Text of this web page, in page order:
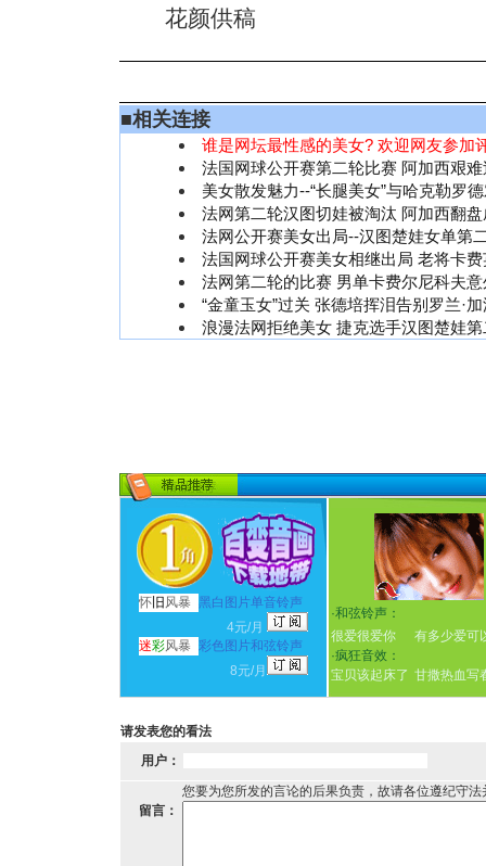
花颜供稿
■相关连接
谁是网坛最性感的美女? 欢迎网友参加
法国网球公开赛第二轮比赛 阿加西艰
美女散发魅力--“长腿美女”与哈克勒罗
法网第二轮汉图切娃被淘汰 阿加西翻
法网公开赛美女出局--汉图楚娃女单第
法国网球公开赛美女相继出局 老将卡
法网第二轮的比赛 男单卡费尔尼科夫
“金童玉女”过关 张德培挥泪告别罗兰·
浪漫法网拒绝美女 捷克选手汉图楚娃
怀 旧 风暴
黑白图片单音铃声
4元/月
迷彩风暴 彩色图片和弦铃声
8元/月
·和弦铃声：
很爱很爱你
有多少爱可
·疯狂音效：
宝贝该起床了 甘撒热血写
请发表您的看法
用户：
您要为您所发的言论的后果负责，故请各位遵纪守
留言：